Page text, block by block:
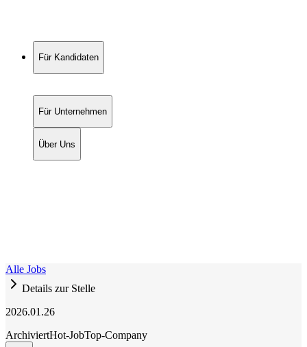
Für Kandidaten
Für Unternehmen
Über Uns
Alle Jobs
Details zur Stelle
2026.01.26
ArchiviertHot-JobTop-Company